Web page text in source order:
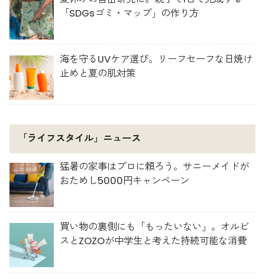
「SDGsゴミ・マップ」の作り方
海を守るUVケア選び。リーフセーフな日焼け
止めと夏の肌対策
「ライフスタイル」ニュース
猛暑の家事はプロに頼ろう。サニーメイドが
おためし5000円キャンペーン
買い物の裏側にも「もったいない」。オルビ
スとZOZOが中学生と考えた持続可能な消費